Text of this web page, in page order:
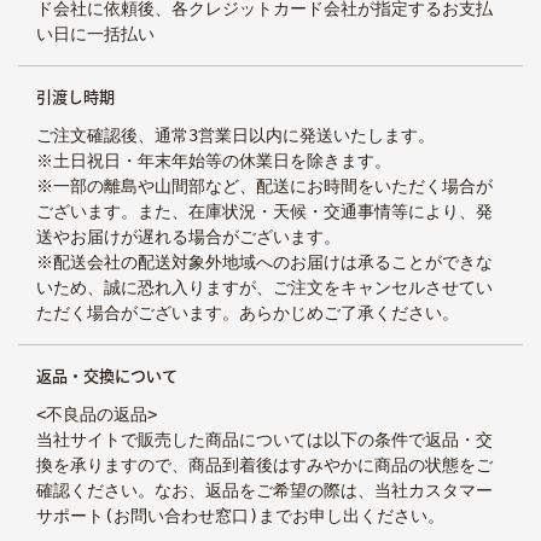
ド会社に依頼後、各クレジットカード会社が指定するお支払
い日に一括払い
引渡し時期
ご注文確認後、通常3営業日以内に発送いたします。
※土日祝日・年末年始等の休業日を除きます。
※一部の離島や山間部など、配送にお時間をいただく場合が
ございます。また、在庫状況・天候・交通事情等により、発
送やお届けが遅れる場合がございます。
※配送会社の配送対象外地域へのお届けは承ることができな
いため、誠に恐れ入りますが、ご注文をキャンセルさせてい
ただく場合がございます。あらかじめご了承ください。
返品・交換について
<不良品の返品>
当社サイトで販売した商品については以下の条件で返品・交
換を承りますので、商品到着後はすみやかに商品の状態をご
確認ください。なお、返品をご希望の際は、当社カスタマー
サポート(お問い合わせ窓口)までお申し出ください。